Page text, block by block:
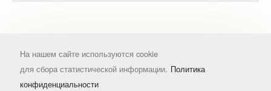
На нашем сайте используются cookie
для сбора статистической информации. Политика
конфиденциальности